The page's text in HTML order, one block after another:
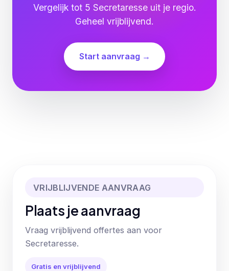
Vergelijk tot 5 Secretaresse uit je regio.
Geheel vrijblijvend.
Start aanvraag →
VRIJBLIJVENDE AANVRAAG
Plaats je aanvraag
Vraag vrijblijvend offertes aan voor
Secretaresse.
Gratis en vrijblijvend